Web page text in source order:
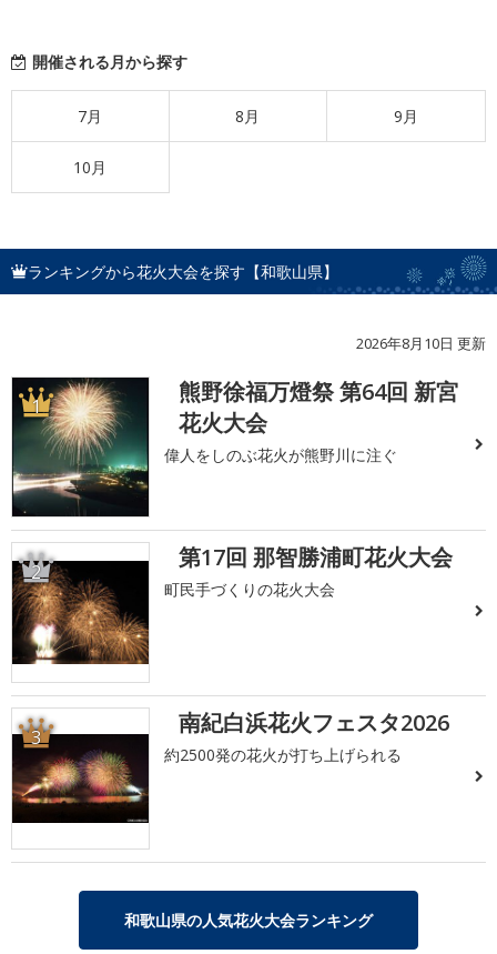
開催される月から探す
7月 8月 9月
10月
ランキングから花火大会を探す【和歌山県】
2026年8月10日 更新
1
熊野徐福万燈祭 第64回 新宮
花火大会
偉人をしのぶ花火が熊野川に注ぐ
2 第17回 那智勝浦町花火大会
町民手づくりの花火大会
3 南紀白浜花火フェスタ2026
約2500発の花火が打ち上げられる
和歌山県の人気花火大会ランキング